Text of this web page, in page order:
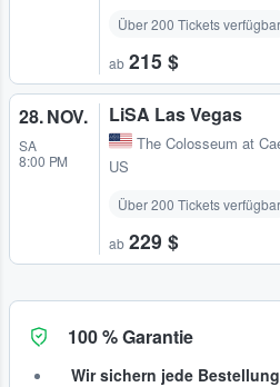
Über 200 Tickets verfügbar
ab 215 $
28. NOV.
SA
8:00 PM
LiSA Las Vegas
The Colosseum at
US
Über 200 Tickets verfügbar
ab 229 $
100 % Garantie
Wir sichern jede